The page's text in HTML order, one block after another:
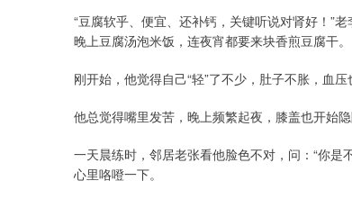
“豆腐软乎、便宜、还补钙，关键听说对肾好！”
晚上豆腐汤泡米饭，连夜宵都要来块香煎豆腐干。
刚开始，他觉得自己“轻”了不少，肚子不胀，血
他总觉得嘴里发苦，晚上频繁起夜，膝盖也开始
一天晨练时，邻居老张看他脸色不对，问：“你是
心里咯噔一下。